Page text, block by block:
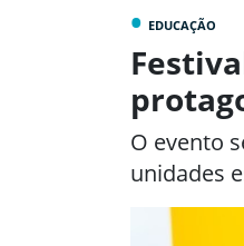
• EDUCAÇÃO
O evento
unidades